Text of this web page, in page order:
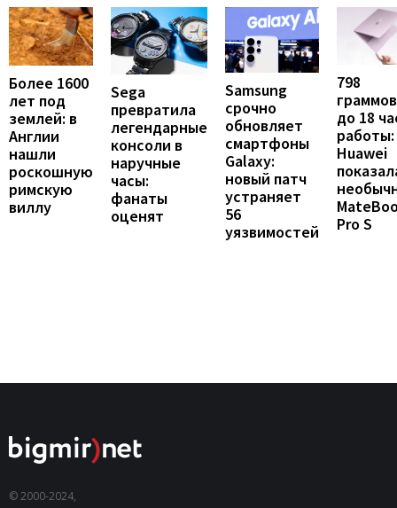
Более 1600
лет под
землей: в
Англии
нашли
роскошную
римскую
виллу
Sega
превратила
легендарные
консоли в
наручные
часы:
фанаты
оценят
Samsung
срочно
обновляет
смартфоны
Galaxy:
новый патч
устраняет
56
уязвимостей
798
до 18
работы:
Huawei
Pro S
© 2000-2024,